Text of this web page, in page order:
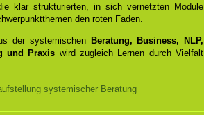
klar strukturierten, in sich vernetzten Module
den roten Faden.
der systemischen Beratung, Business, NLP,
und Praxis wird zugleich Lernen durch Vielfalt
systemischer Beratung